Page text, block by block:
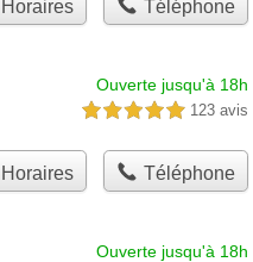
Horaires Téléphone
Ouverte jusqu'à 18h
5,0 étoiles sur 5 123 avis
Horaires Téléphone
Ouverte jusqu'à 18h